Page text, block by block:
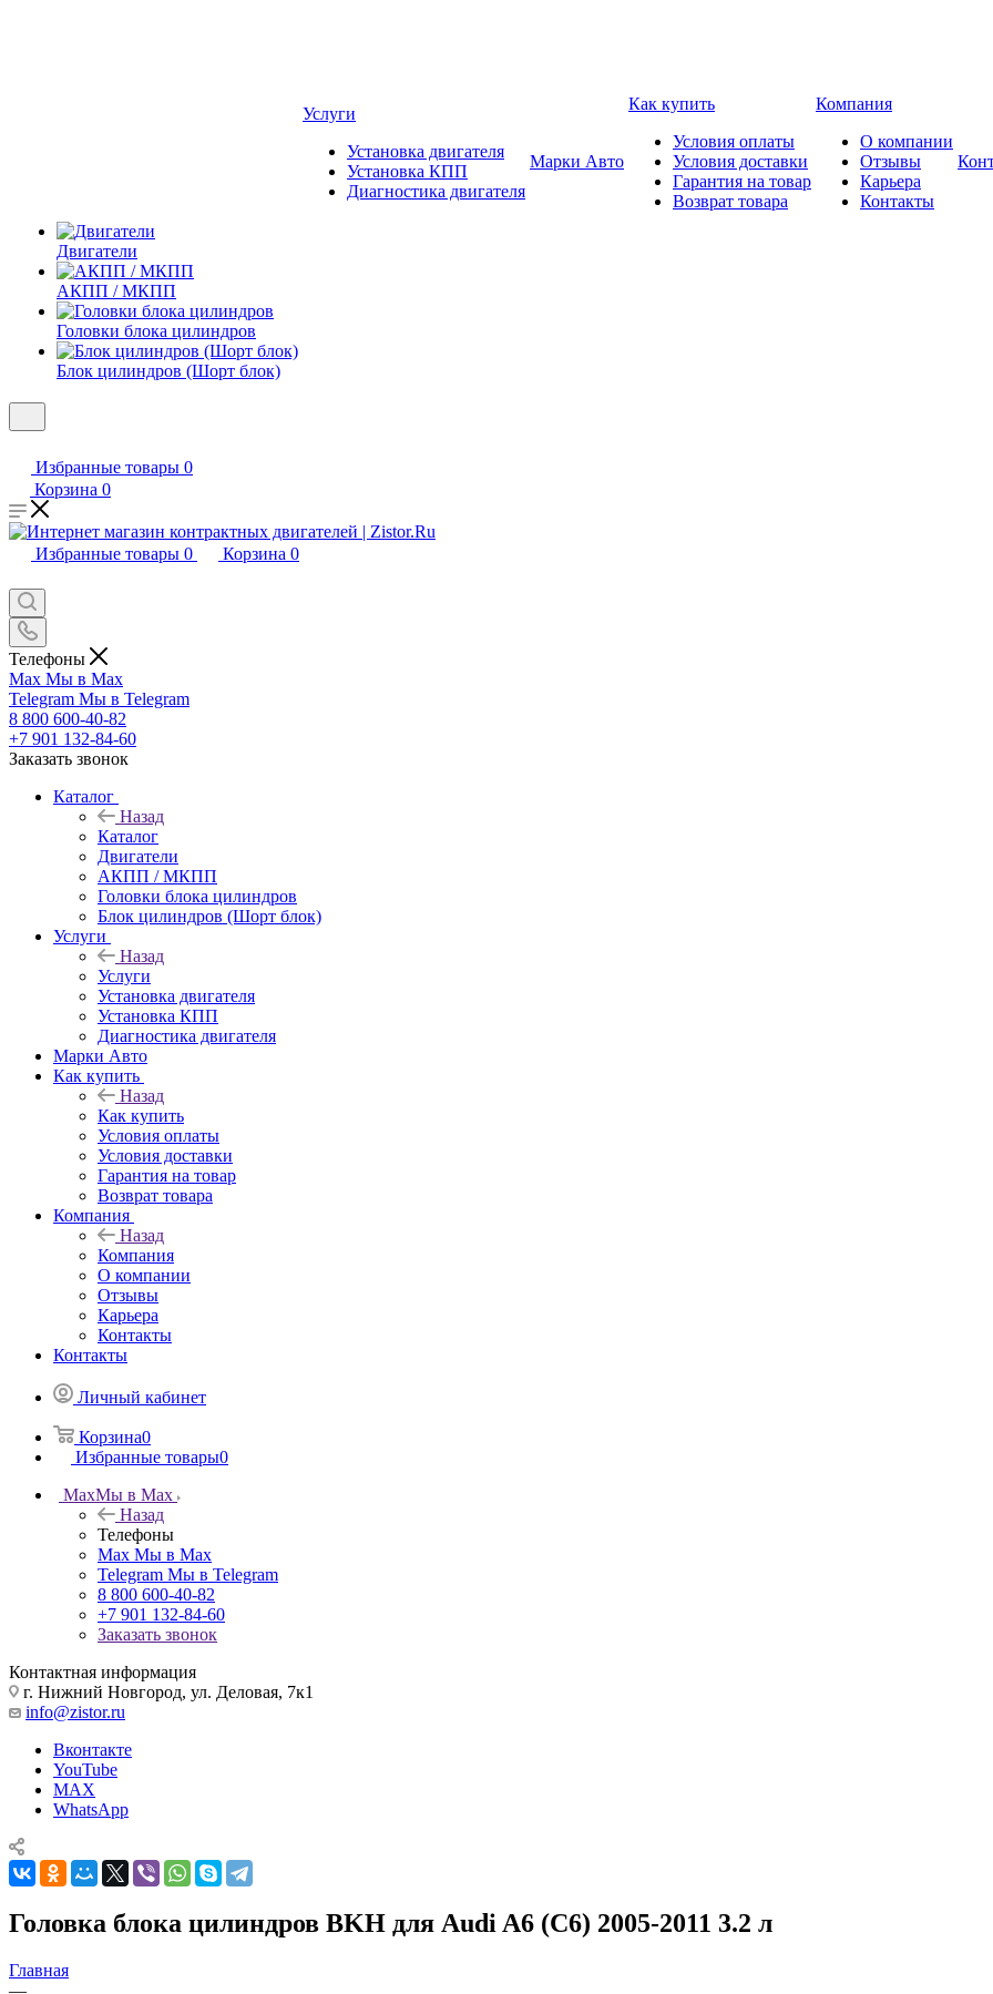
Двигатели
АКПП / МКПП
Головки блока цилиндров
Блок цилиндров (Шорт блок)
Услуги
Установка двигателя
Установка КПП
Диагностика двигателя
Марки Авто
Как купить
Условия оплаты
Условия доставки
Гарантия на товар
Возврат товара
Компания
О компании
Отзывы
Карьера
Контакты
Избранные товары 0
Корзина 0
Избранные товары 0 Корзина 0
Телефоны
Max Мы в Max
Telegram Мы в Telegram
8 800 600-40-82
+7 901 132-84-60
Заказать звонок
Каталог
Назад
Каталог
Двигатели
АКПП / МКПП
Головки блока цилиндров
Блок цилиндров (Шорт блок)
Услуги
Назад
Услуги
Установка двигателя
Установка КПП
Диагностика двигателя
Марки Авто
Как купить
Назад
Как купить
Условия оплаты
Условия доставки
Гарантия на товар
Возврат товара
Компания
Назад
Компания
О компании
Отзывы
Карьера
Контакты
Контакты
Личный кабинет
Корзина0
Избранные товары0
MaxМы в Max
Назад
Телефоны
Max Мы в Max
Telegram Мы в Telegram
8 800 600-40-82
+7 901 132-84-60
Заказать звонок
Контактная информация
г. Нижний Новгород, ул. Деловая, 7к1
info@zistor.ru
Вконтакте
YouTube
MAX
WhatsApp
Головка блока цилиндров BKH для Audi A6 (C6) 2005-2011 3.2 л
Главная
—